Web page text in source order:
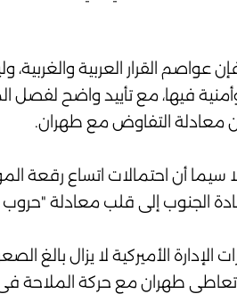
القرار العربية
فيها، مع تأييد واضح لفصل
من معادلة التفاوض مع طهران.
أن احتمالات اتساع رقعة
الجنوب إلى قلب معادلة "حروب
الإدارة الأميركية لا يزال بالغ
تعاطي طهران مع حركة الملاحة